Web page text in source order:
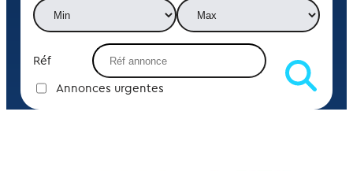
Réf
Annonces urgentes